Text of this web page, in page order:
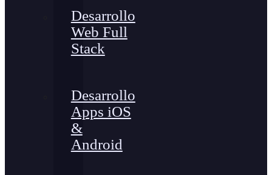
Desarrollo
Web Full
Stack
Desarrollo
Apps iOS
&
Android